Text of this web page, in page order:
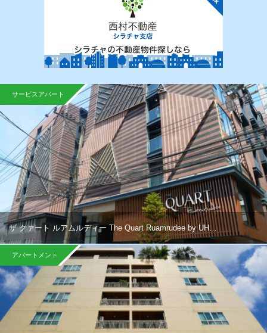
サービスアパート
ザ クァート ルアムルディー The Quart Ruamrudee by UH…
アパートメント